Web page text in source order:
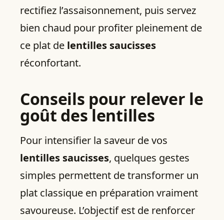
rectifiez l’assaisonnement, puis servez
bien chaud pour profiter pleinement de
ce plat de lentilles saucisses
réconfortant.
Conseils pour relever le
goût des lentilles
Pour intensifier la saveur de vos
lentilles saucisses, quelques gestes
simples permettent de transformer un
plat classique en préparation vraiment
savoureuse. L’objectif est de renforcer